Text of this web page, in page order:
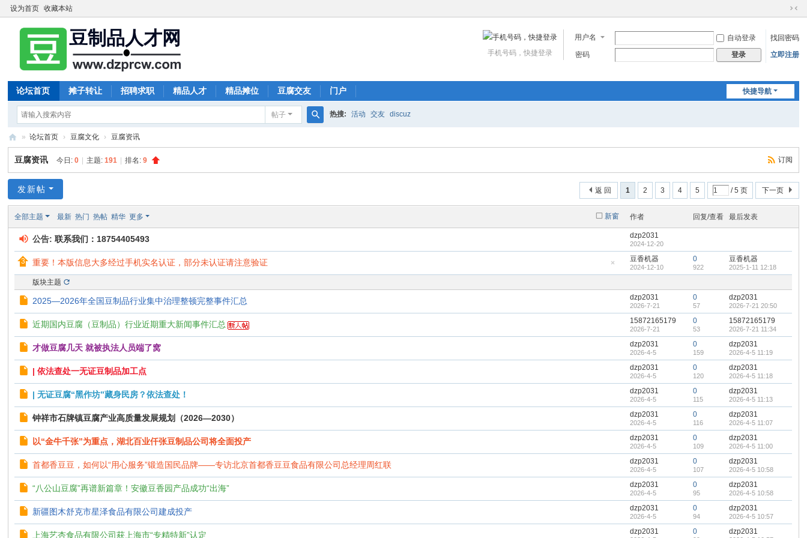
设为首页 收藏本站
切
到
窄
用户名 自动登录
找回密码
密码
登录 立即注册
手机号码，快捷登录
快捷导航
论坛首页 摊子转让 招聘求职 精品人才 精品摊位 豆腐交友 门户
帖子
索
热搜: 活动 交友 discuz
豆
制
人
» 论坛首页 › 豆腐文化 › 豆腐资讯
订阅
豆腐资讯 今日:0 主题:191 排名:9
1 2 3 4 5 / 5 页 下一页
返 回
发新帖
新窗
全部主题 最新 热门 热帖 精华 更多 作者 回复/查看 最后发表
公告:联系我们：18754405493 dzp2031
2024-12-20
藏
顶
重要！本版信息大多经过手机实名认证，部分未认证请注意验证 豆香机器
2024-12-10
0
922
豆香机器
2025-1-11 12:18
版块主题
2025—2026年全国豆制品行业集中治理整顿完整事件汇总 dzp2031
2026-7-21
0
57
dzp2031
2026-7-21 20:50
近期国内豆腐（豆制品）行业近期重大新闻事件汇总 15872165179
2026-7-21
0
53
15872165179
2026-7-21 11:34
才做豆腐几天 就被执法人员端了窝 dzp2031
2026-4-5
0
159
dzp2031
2026-4-5 11:19
| 依法查处一无证豆制品加工点 dzp2031
2026-4-5
0
120
dzp2031
2026-4-5 11:18
| 无证豆腐“黑作坊”藏身民房？依法查处！ dzp2031
2026-4-5
0
115
dzp2031
2026-4-5 11:13
钟祥市石牌镇豆腐产业高质量发展规划（2026—2030） dzp2031
2026-4-5
0
116
dzp2031
2026-4-5 11:07
以“金牛千张”为重点，湖北百业仟张豆制品公司将全面投产 dzp2031
2026-4-5
0
109
dzp2031
2026-4-5 11:00
首都香豆豆，如何以“用心服务”锻造国民品牌——专访北京首都香豆豆食品有限公司总经理周红联 dzp2031
2026-4-5
0
107
dzp2031
2026-4-5 10:58
“八公山豆腐”再谱新篇章！安徽豆香园产品成功“出海” dzp2031
2026-4-5
0
95
dzp2031
2026-4-5 10:58
新疆图木舒克市星泽食品有限公司建成投产 dzp2031
2026-4-5
0
94
dzp2031
2026-4-5 10:57
上海艺杏食品有限公司获上海市“专精特新”认定 dzp2031 0 dzp2031